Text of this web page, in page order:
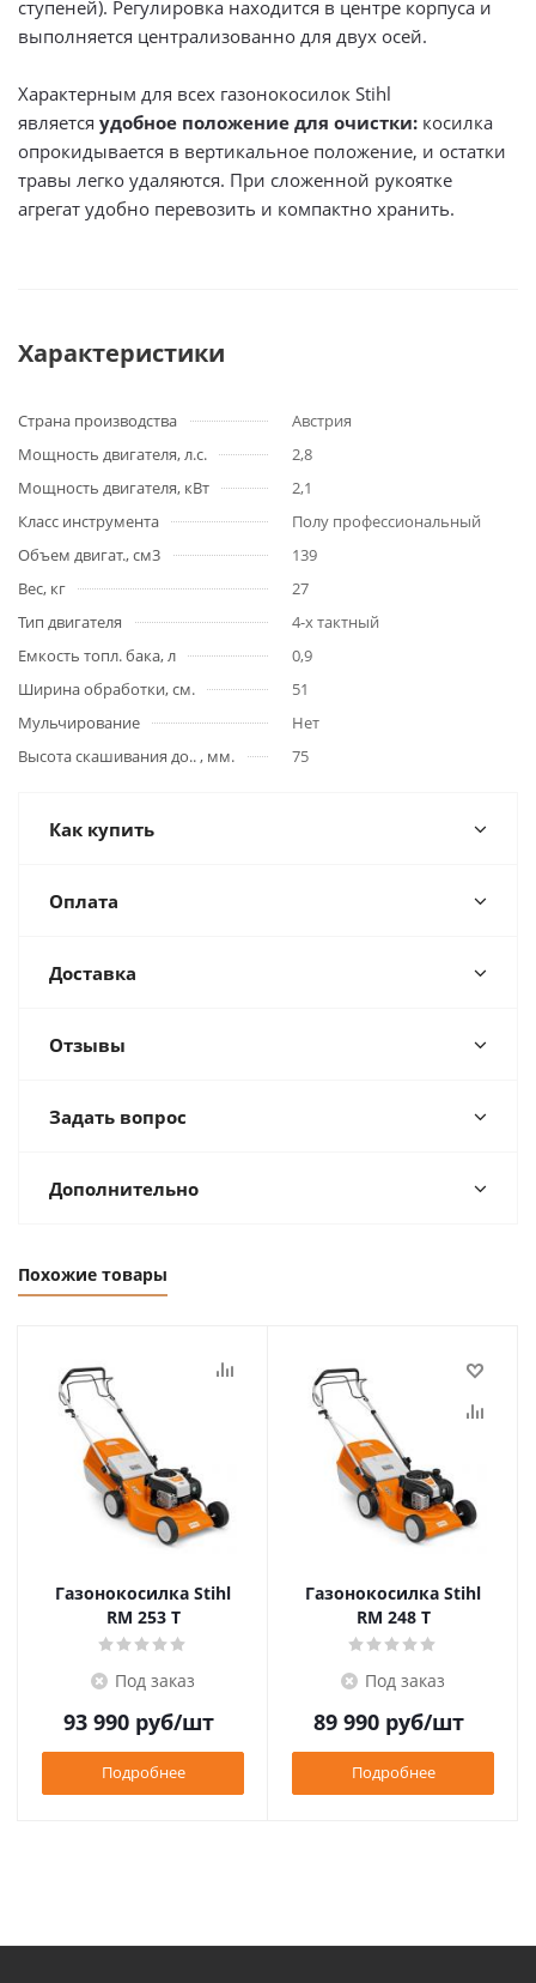
ступеней). Регулировка находится в центре корпуса и
выполняется централизованно для двух осей.
Характерным для всех газонокосилок Stihl
является удобное положение для очистки: косилка
опрокидывается в вертикальное положение, и остатки
травы легко удаляются. При сложенной рукоятке
агрегат удобно перевозить и компактно хранить.
Характеристики
Страна производства
Австрия
Мощность двигателя, л.с.
2,8
Мощность двигателя, кВт
2,1
Класс инструмента
Полу профессиональный
Объем двигат., см3
139
Вес, кг
27
Тип двигателя
4-х тактный
Емкость топл. бака, л
0,9
Ширина обработки, см.
51
Мульчирование
Нет
Высота скашивания до.. , мм.
75
Как купить
Оплата
Доставка
Отзывы
Задать вопрос
Дополнительно
Похожие товары
Газонокосилка Stihl
RM 253 T
Под заказ
93 990 руб/шт
Подробнее
Газонокосилка Stihl
RM 248 T
Под заказ
89 990 руб/шт
Подробнее